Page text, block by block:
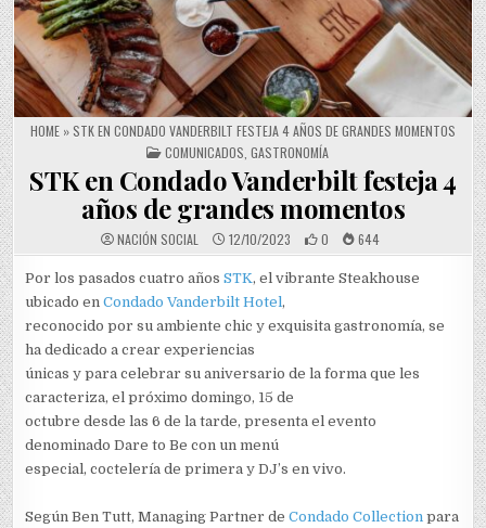
HOME » STK EN CONDADO VANDERBILT FESTEJA 4 AÑOS DE GRANDES MOMENTOS
POSTED IN
COMUNICADOS GASTRONOMÍA
STK en Condado Vanderbilt festeja 4
años de grandes momentos
NACIÓN SOCIAL 12/10/2023 0 644
Por los pasados cuatro añosSTK, el vibrante Steakhouse
ubicado enCondado Vanderbilt Hotel,
reconocido por su ambiente chic y exquisita gastronomía, se
ha dedicado a crear experiencias
únicas y para celebrar su aniversario de la forma que les
caracteriza, el próximo domingo, 15 de
octubre desde las 6 de la tarde, presenta el evento
denominado Dare to Be con un menú
especial, coctelería de primera y DJ’s en vivo.
Según Ben Tutt, Managing Partner deCondado Collection para